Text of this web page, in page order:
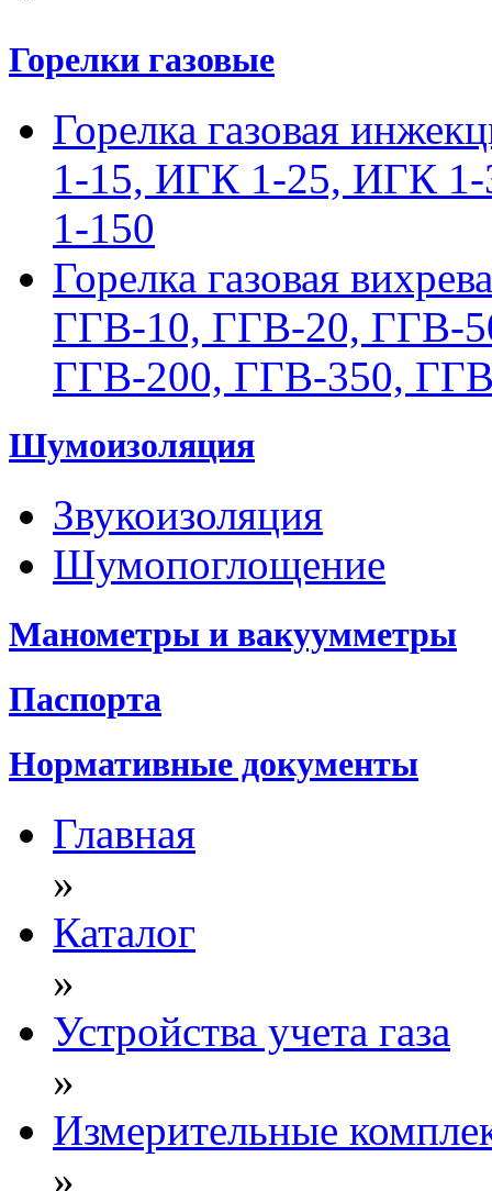
Горелки газовые
Горелка газовая
1-15, ИГК 1-25, ИГК
1-150
Горелка газовая
ГГВ-10, ГГВ-20, ГГВ-
ГГВ-200, ГГВ-350,
Шумоизоляция
Звукоизоляция
Шумопоглощение
Манометры и вакуумметры
Паспорта
Нормативные документы
Главная
»
Каталог
»
Устройства учета газа
»
Измерительные
»